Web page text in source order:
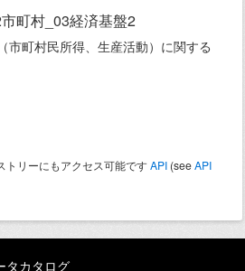
町村_03経済基盤2
市町村民所得、生産活動）に関する
トリーにもアクセス可能ですAPI (seeAPI
タカタログ